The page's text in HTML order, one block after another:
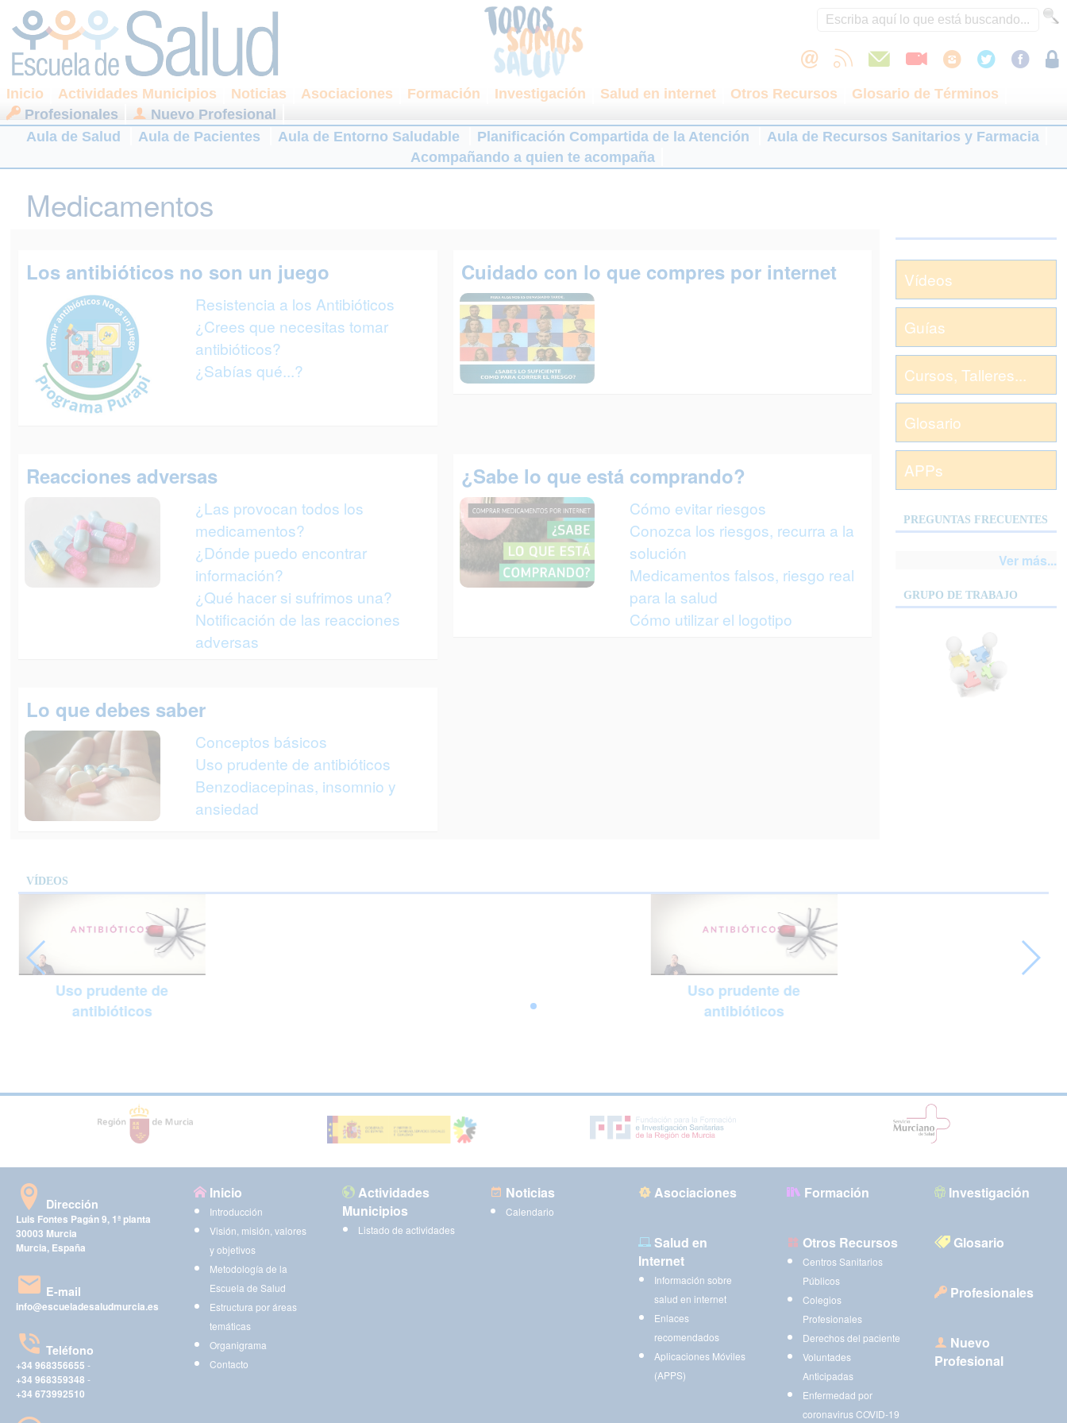
Inicio Actividades Municipios Noticias Asociaciones Formación Investigación Salud en internet Otros Recursos
Glosario de Términos
Profesionales
Nuevo Profesional
Aula de Salud
Aula de Pacientes Aula de Entorno Saludable Planificación Compartida de la Atención
Aula de Recursos Sanitarios y Farmacia
Acompañando a quien te acompaña
Medicamentos
Los antibióticos no son un juego
Resistencia a los Antibióticos
¿Crees que necesitas tomar
antibióticos?
¿Sabías qué...?
Cuidado con lo que compres por internet
Reacciones adversas
¿Las provocan todos los
medicamentos?
¿Dónde puedo encontrar
información?
¿Qué hacer si sufrimos una?
Notificación de las reacciones
adversas
¿Sabe lo que está comprando?
Cómo evitar riesgos
Conozca los riesgos, recurra a la
solución
Medicamentos falsos, riesgo real
para la salud
Cómo utilizar el logotipo
Lo que debes saber
Conceptos básicos
Uso prudente de antibióticos
Benzodiacepinas, insomnio y
ansiedad
Vídeos
Guías
Cursos, Talleres...
Glosario
APPs
PREGUNTAS FRECUENTES
Ver más...
GRUPO DE TRABAJO
VÍDEOS
Uso prudente de
antibióticos
Uso prudente de
antibióticos
Dirección
Luis Fontes Pagán 9, 1ª planta
30003 Murcia
Murcia, España
E-mail
info@escueladesaludmurcia.es
Teléfono
+34 968356655 -
+34 968359348 -
+34 673992510
Inicio
Introducción
Visión, misión, valores
y objetivos
Metodología de la
Escuela de Salud
Estructura por áreas
temáticas
Organigrama
Contacto
Actividades
Municipios
Listado de actividades
Noticias
Calendario
Asociaciones Formación Investigación
Salud en
Internet
Información sobre
salud en internet
Enlaces
recomendados
Aplicaciones Móviles
(APPS)
Otros Recursos
Centros Sanitarios
Públicos
Colegios
Profesionales
Derechos del paciente
Voluntades
Anticipadas
Enfermedad por
coronavirus COVID-19
Glosario
Profesionales
Nuevo
Profesional